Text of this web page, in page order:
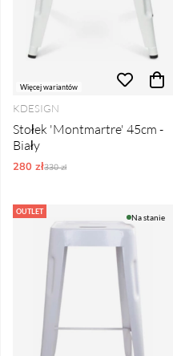
Więcej wariantów
KDESIGN
Stołek 'Montmartre' 45cm -
Biały
280 złOrdynarne ceny:
330 zł
OUTLET
Na stanie